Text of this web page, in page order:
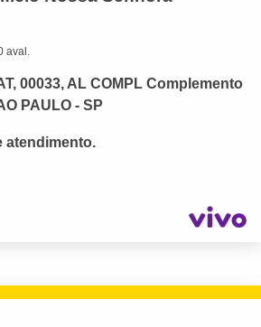
aval.
00033, AL COMPL Complemento
PAULO - SP
atendimento.